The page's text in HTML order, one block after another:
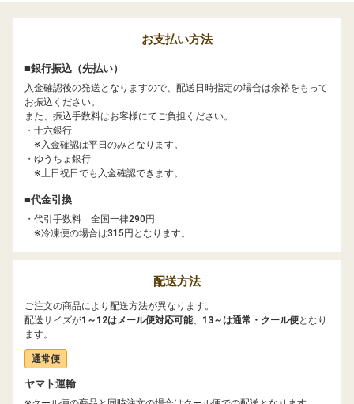
お支払い方法
■銀行振込（先払い）
入金確認後の発送となりますので、配送日時指定の場合は余裕をもって
お振込ください。
また、振込手数料はお客様にてご負担ください。
・十六銀行
※入金確認は平日のみとなります。
・ゆうちょ銀行
※土日祝日でも入金確認できます。
■代金引換
・代引手数料 全国一律290円
※冷凍便の場合は315円となります。
配送方法
ご注文の商品により配送方法が異なります。
配送サイズが1～12はメール便対応可能、 13～は通常・クール便となり
ます。
通常便
ヤマト運輸